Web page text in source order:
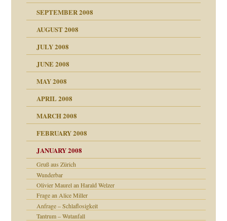
SEPTEMBER 2008
AUGUST 2008
JULY 2008
Juni 2008
JUNE 2008
und Staat
MAY 2008
APRIL 2008
MARCH 2008
FEBRUARY 2008
JANUARY 2008
Gruß aus Zürich
Wunderbar
Olivier Maurel an Harald Welzer
Frage an Alice Miller
Anfrage – Schlaflosigkeit
Tantrum – Wutanfall